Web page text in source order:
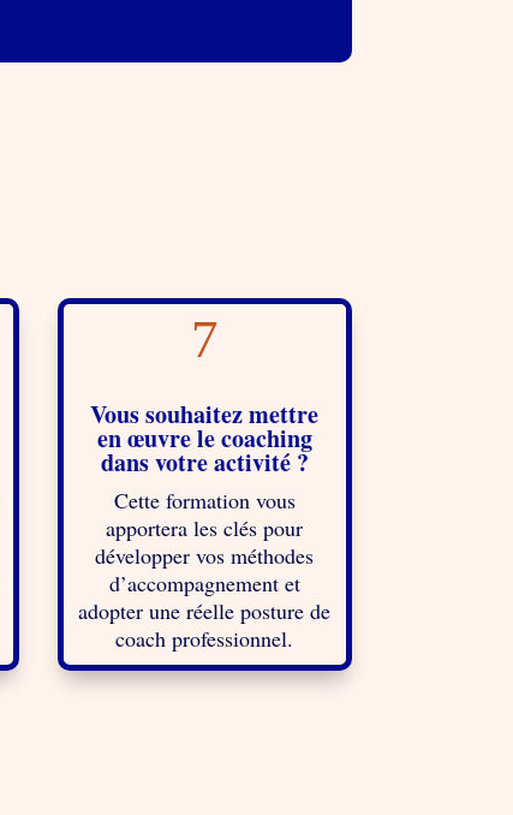
7
Vous souhaitez mettre
en œuvre le coaching
dans votre activité ?
Cette formation vous
apportera les clés pour
développer vos méthodes
d’accompagnement et
adopter une réelle posture de
coach professionnel.